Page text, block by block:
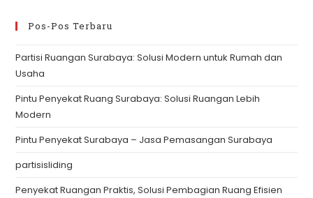
Pos-Pos Terbaru
Partisi Ruangan Surabaya: Solusi Modern untuk Rumah dan
Usaha
Pintu Penyekat Ruang Surabaya: Solusi Ruangan Lebih
Modern
Pintu Penyekat Surabaya – Jasa Pemasangan Surabaya
partisisliding
Penyekat Ruangan Praktis, Solusi Pembagian Ruang Efisien